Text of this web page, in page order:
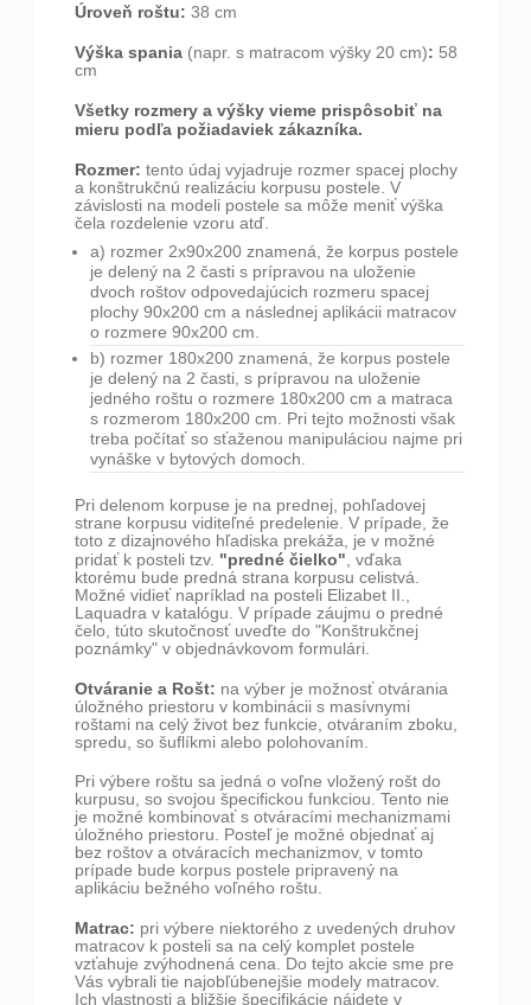
Úroveň roštu: 38 cm
Výška spania (napr. s matracom výšky 20 cm): 58
cm
Všetky rozmery a výšky vieme prispôsobiť na
mieru podľa požiadaviek zákazníka.
Rozmer: tento údaj vyjadruje rozmer spacej plochy
a konštrukčnú realizáciu korpusu postele. V
závislosti na modeli postele sa môže meniť výška
čela rozdelenie vzoru atď.
a) rozmer 2x90x200 znamená, že korpus postele
je delený na 2 časti s prípravou na uloženie
dvoch roštov odpovedajúcich rozmeru spacej
plochy 90x200 cm a následnej aplikácii matracov
o rozmere 90x200 cm.
b) rozmer 180x200 znamená, že korpus postele
je delený na 2 časti, s prípravou na uloženie
jedného roštu o rozmere 180x200 cm a matraca
s rozmerom 180x200 cm. Pri tejto možnosti však
treba počítať so sťaženou manipuláciou najme pri
vynáške v bytových domoch.
Pri delenom korpuse je na prednej, pohľadovej
strane korpusu viditeľné predelenie. V prípade, že
toto z dizajnového hľadiska prekáža, je v možné
pridať k posteli tzv. "predné čielko" , vďaka
ktorému bude predná strana korpusu celistvá.
Možné vidieť napríklad na posteli Elizabet II.,
Laquadra v katalógu. V prípade záujmu o predné
čelo, túto skutočnosť uveďte do "Konštrukčnej
poznámky" v objednávkovom formulári.
Otváranie a Rošt: na výber je možnosť otvárania
úložného priestoru v kombinácii s masívnymi
roštami na celý život bez funkcie, otváraním zboku,
spredu, so šuflíkmi alebo polohovaním.
Pri výbere roštu sa jedná o voľne vložený rošt do
kurpusu, so svojou špecifickou funkciou. Tento nie
je možné kombinovať s otváracími mechanizmami
úložného priestoru. Posteľ je možné objednať aj
bez roštov a otváracích mechanizmov, v tomto
prípade bude korpus postele pripravený na
aplikáciu bežného voľného roštu.
Matrac: pri výbere niektorého z uvedených druhov
matracov k posteli sa na celý komplet postele
vzťahuje zvýhodnená cena. Do tejto akcie sme pre
Vás vybrali tie najobľúbenejšie modely matracov.
Ich vlastnosti a bližšie špecifikácie nájdete v